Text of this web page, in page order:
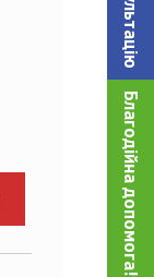
Благодійна допомога!